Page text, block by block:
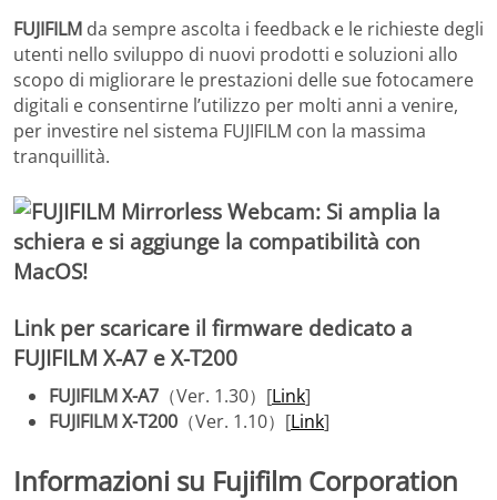
FUJIFILM da sempre ascolta i feedback e le richieste degli
utenti nello sviluppo di nuovi prodotti e soluzioni allo
scopo di migliorare le prestazioni delle sue fotocamere
digitali e consentirne l’utilizzo per molti anni a venire,
per investire nel sistema FUJIFILM con la massima
tranquillità.
Link per scaricare il firmware dedicato a
FUJIFILM X-A7 e X-T200
FUJIFILM X-A7 （Ver. 1.30）[Link]
FUJIFILM X-T200 （Ver. 1.10）[Link]
Informazioni su Fujifilm Corporation